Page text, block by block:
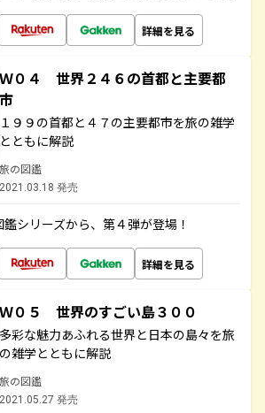
詳細を見る
Ｗ０４ 世界２４６の首都と主要都
市
１９９の首都と４７の主要都市を旅の雑学
とともに解説
旅の図鑑
2021.03.18 発売
鑑シリーズから、第４弾が登場！
詳細を見る
Ｗ０５ 世界のすごい島３００
多彩な魅力あふれる世界と日本の島々を旅
の雑学とともに解説
旅の図鑑
2021.05.27 発売